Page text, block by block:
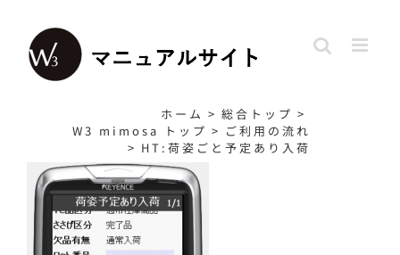
content
ホーム > 総合トップ >
W3 mimosa トップ > ご利用の流れ
> HT:荷姿ごと予定あり入荷